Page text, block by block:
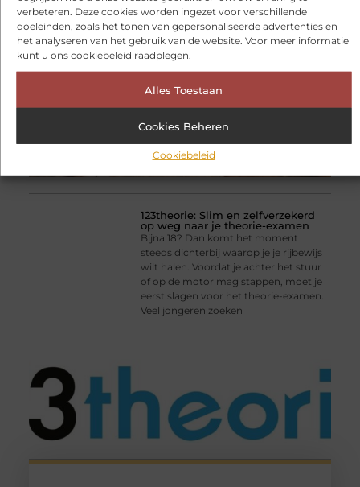
verbeteren. Deze cookies worden ingezet voor verschillende
doeleinden, zoals het tonen van gepersonaliseerde advertenties en
het analyseren van het gebruik van de website. Voor meer informatie
kunt u ons cookiebeleid raadplegen.
Alles Toestaan
Cookies Beheren
Cookiebeleid
keuze hangt af van uw ruimte, uw
woonstijl en praktische zaken zoals
ventilatie en rookgasafvoer.
123theorie: Slim en zelfverzekerd
op weg naar je theorie-examen
Bijna 18? Dan komt het moment
steeds dichterbij waarop je je rijbewijs
wilt halen. Voordat je achter het stuur
of op de motor mag stappen, moet je
eerst slagen voor het theorie-examen.
Veel jongeren zoeken